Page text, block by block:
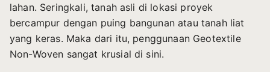
lahan. Seringkali, tanah asli di lokasi proyek
bercampur dengan puing bangunan atau tanah liat
yang keras. Maka dari itu, penggunaan Geotextile
Non-Woven sangat krusial di sini.